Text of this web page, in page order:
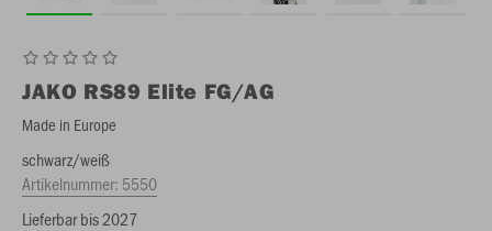
JAKO RS89 Elite FG/AG
Made in Europe
schwarz/weiß
Artikelnummer: 5550
Lieferbar bis 2027